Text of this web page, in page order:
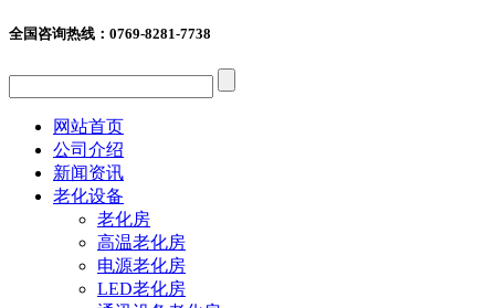
全国咨询热线： 0769-8281-7738
网站首页
公司介绍
新闻资讯
老化设备
老化房
高温老化房
电源老化房
LED老化房